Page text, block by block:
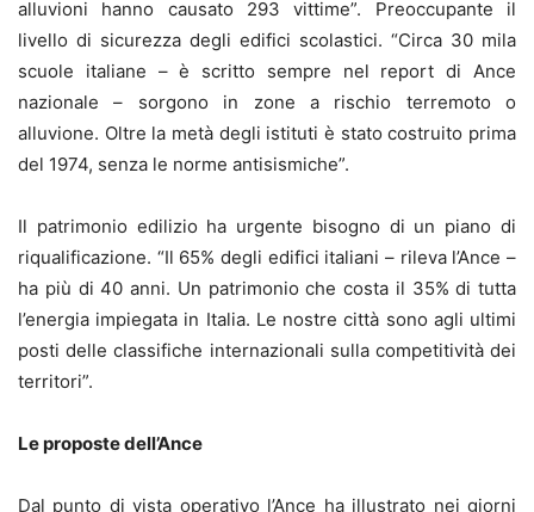
alluvioni hanno causato 293 vittime”. Preoccupante il
livello di sicurezza degli edifici scolastici. “Circa 30 mila
scuole italiane – è scritto sempre nel report di Ance
nazionale – sorgono in zone a rischio terremoto o
alluvione. Oltre la metà degli istituti è stato costruito prima
del 1974, senza le norme antisismiche”.
Il patrimonio edilizio ha urgente bisogno di un piano di
riqualificazione. “Il 65% degli edifici italiani – rileva l’Ance –
ha più di 40 anni. Un patrimonio che costa il 35% di tutta
l’energia impiegata in Italia. Le nostre città sono agli ultimi
posti delle classifiche internazionali sulla competitività dei
territori”.
Le proposte dell’Ance
Dal punto di vista operativo l’Ance ha illustrato nei giorni